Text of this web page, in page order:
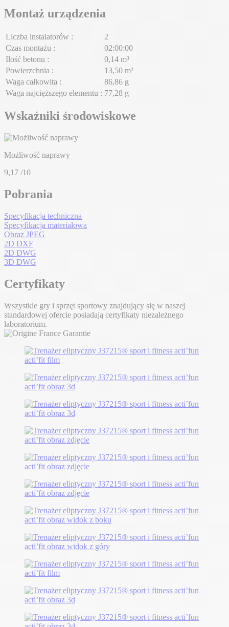
Montaż urządzenia
Liczba instalatorów :
2
Czas montażu :
02:00:00
Ilość betonu :
0,14 m³
Powierzchnia :
13,50 m²
Waga całkowita :
86,86 g
Waga najcięższego elementu : 77,28 g
Wskaźniki środowiskowe
Możliwość naprawy
9,17 /10
Pobrania
Specyfikacja techniczna
Specyfikacja materiałowa
Obraz JPEG
2D DXF
2D DWG
3D DWG
Certyfikaty
Wszystkie gry i sprzęt sportowy znajdujący się w naszej
standardowej ofercie posiadają certyfikaty niezależnego
laboratorium.